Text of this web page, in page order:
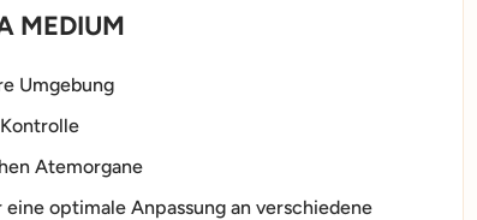
MEDIUM
Umgebung
Atemorgane
eine optimale Anpassung an verschiedene